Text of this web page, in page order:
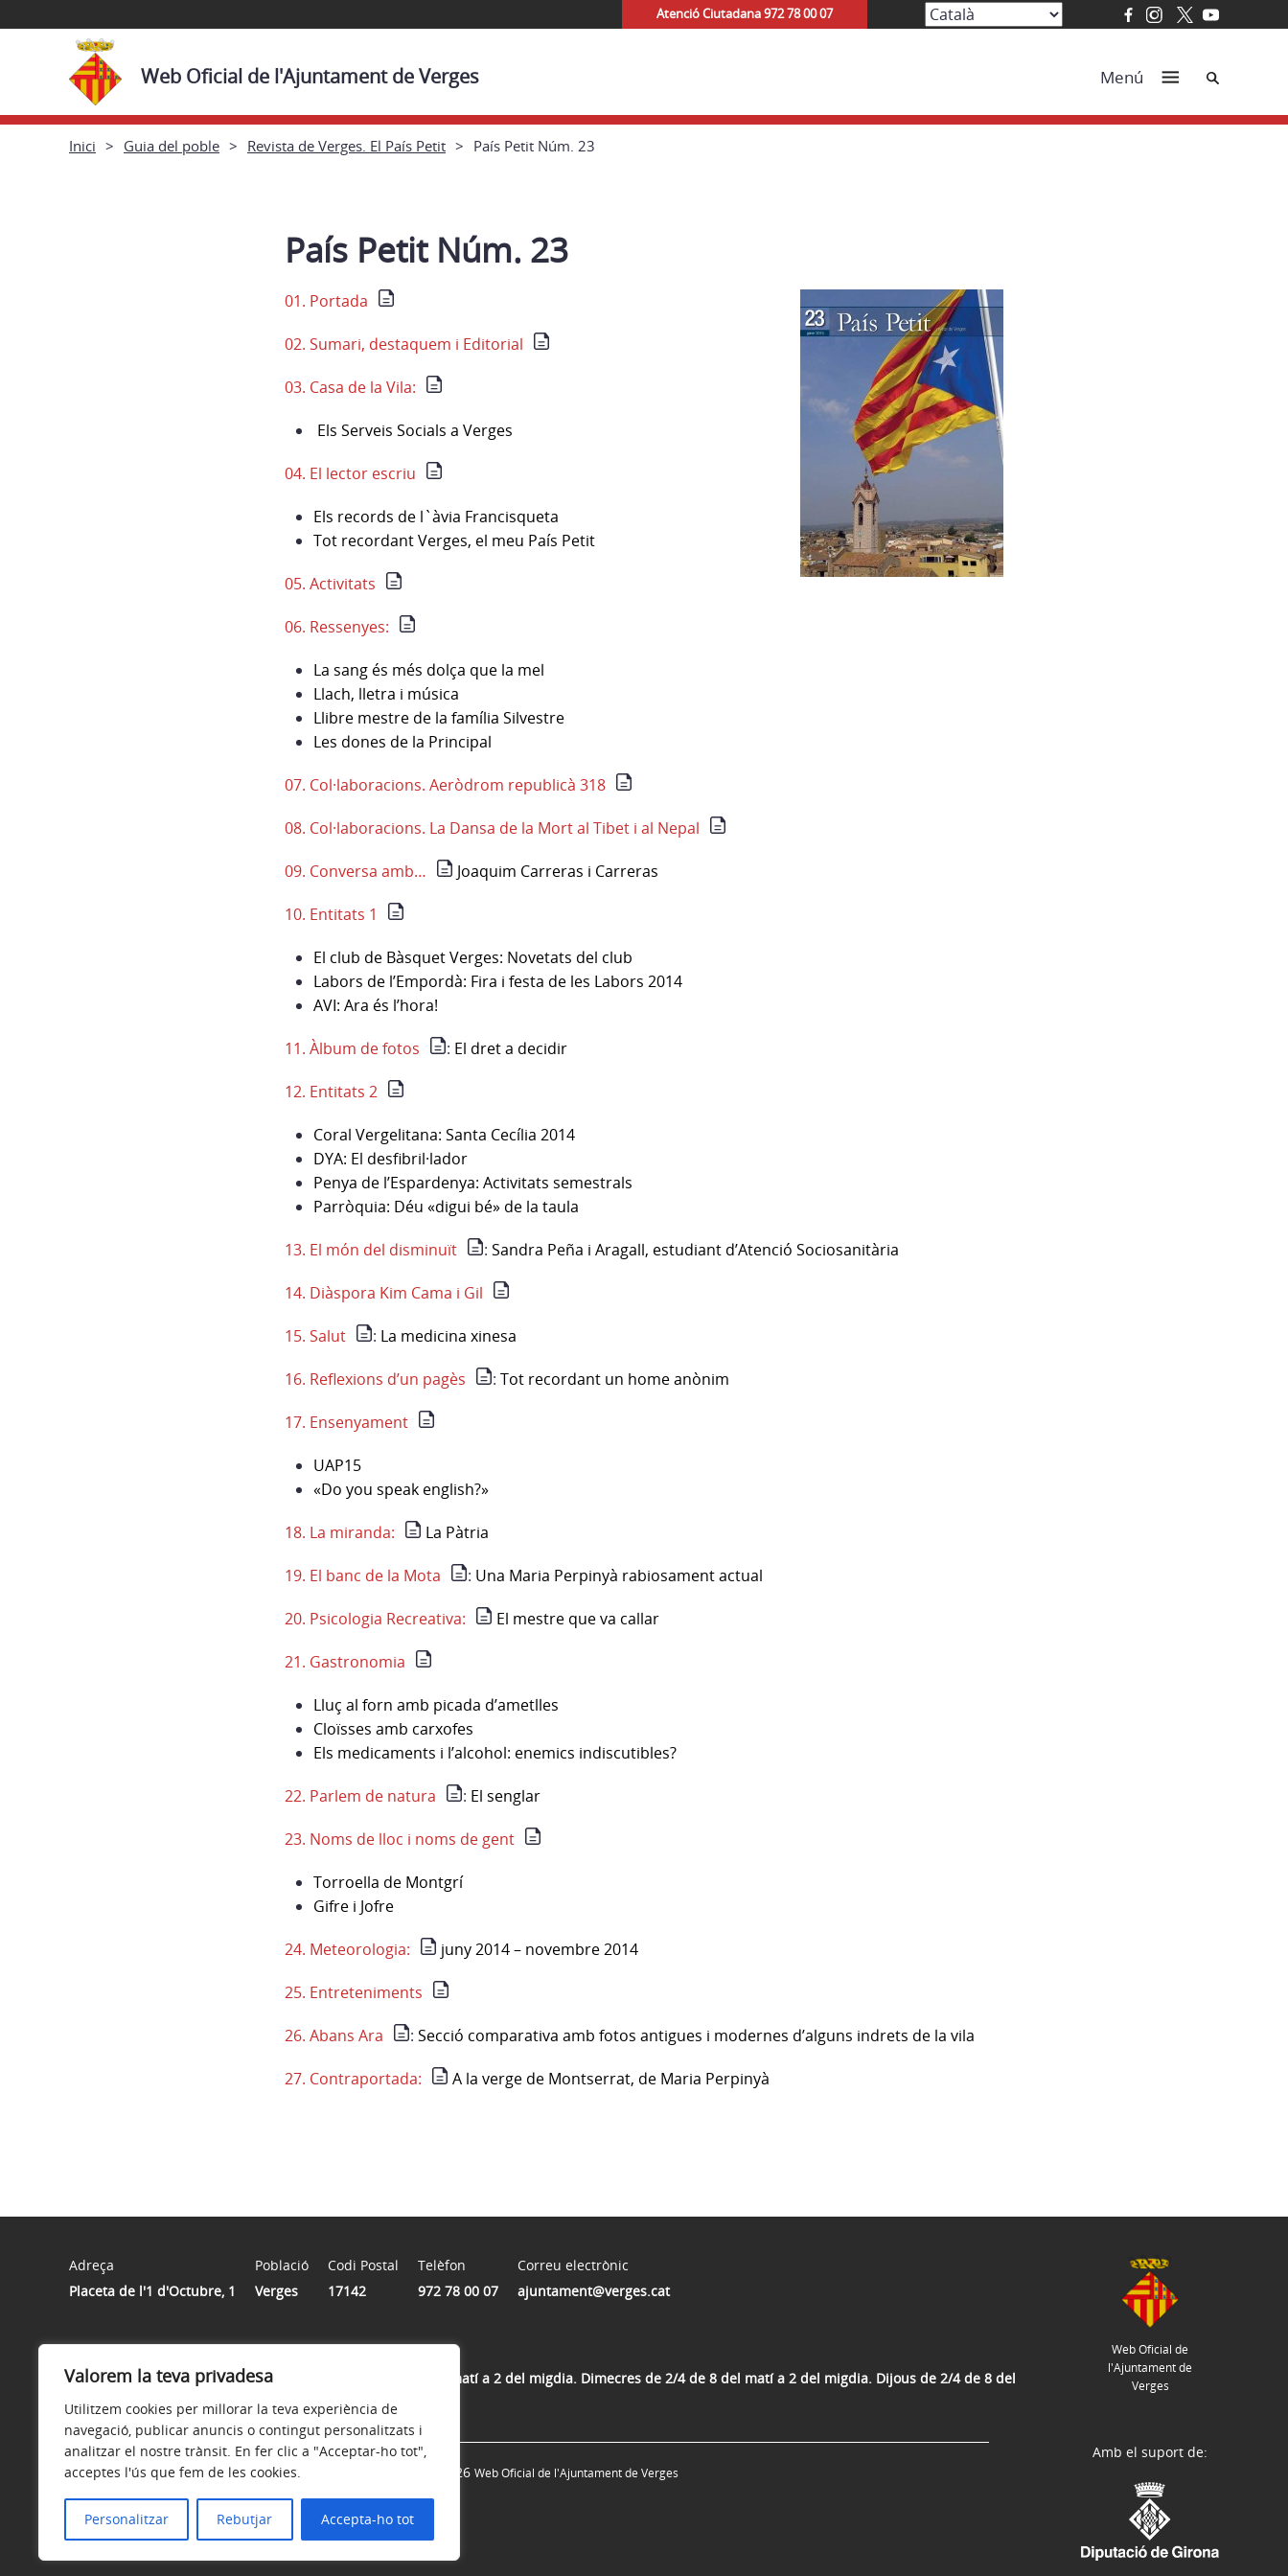
Valorem la teva privadesa
Utilitzem cookies per millorar la teva experiència de
navegació, publicar anuncis o contingut personalitzats i
analitzar el nostre trànsit. En fer clic a "Acceptar-ho tot",
acceptes l'ús que fem de les cookies.
Personalitzar Rebutjar Accepta-ho tot
Atenció Ciutadana 972 78 00 07
Web Oficial de l'Ajuntament de Verges Menú Cerca
Inici Guia del poble Revista de Verges. El País Petit País Petit Núm. 23
País Petit Núm. 23
01. Portada
02. Sumari, destaquem i Editorial
03. Casa de la Vila:
Els Serveis Socials a Verges
04. El lector escriu
Els records de l`àvia Francisqueta
Tot recordant Verges, el meu País Petit
05. Activitats
06. Ressenyes:
La sang és més dolça que la mel
Llach, lletra i música
Llibre mestre de la família Silvestre
Les dones de la Principal
07. Col·laboracions. Aeròdrom republicà 318
08. Col·laboracions. La Dansa de la Mort al Tibet i al Nepal
09. Conversa amb… Joaquim Carreras i Carreras
10. Entitats 1
El club de Bàsquet Verges: Novetats del club
Labors de l’Empordà: Fira i festa de les Labors 2014
AVI: Ara és l’hora!
11. Àlbum de fotos : El dret a decidir
12. Entitats 2
Coral Vergelitana: Santa Cecília 2014
DYA: El desfibril·lador
Penya de l’Espardenya: Activitats semestrals
Parròquia: Déu «digui bé» de la taula
13. El món del disminuït : Sandra Peña i Aragall, estudiant d’Atenció Sociosanitària
14. Diàspora Kim Cama i Gil
15. Salut : La medicina xinesa
16. Reflexions d’un pagès : Tot recordant un home anònim
17. Ensenyament
UAP15
«Do you speak english?»
18. La miranda: La Pàtria
19. El banc de la Mota : Una Maria Perpinyà rabiosament actual
20. Psicologia Recreativa: El mestre que va callar
21. Gastronomia
Lluç al forn amb picada d’ametlles
Cloïsses amb carxofes
Els medicaments i l’alcohol: enemics indiscutibles?
22. Parlem de natura : El senglar
23. Noms de lloc i noms de gent
Torroella de Montgrí
Gifre i Jofre
24. Meteorologia: juny 2014 – novembre 2014
25. Entreteniments
26. Abans Ara : Secció comparativa amb fotos antigues i modernes d’alguns indrets de la vila
27. Contraportada: A la verge de Montserrat, de Maria Perpinyà
Adreça
Placeta de l'1 d'Octubre, 1
Població
Verges
Codi Postal
17142
Telèfon
972 78 00 07
Correu electrònic
ajuntament@verges.cat
Dilluns de 2/4 de 8 del matí a 11 del matí. Dimarts d’11 del matí a 2 del migdia. Dimecres de 2/4 de 8 del matí a 2 del migdia. Dijous de 2/4 de 8 del
matí a 11 del matí. Divendres d’11 del matí a 2 del migdia
Web Oficial de
l'Ajuntament de
Verges
Avís legal Política de privacitat © 2026 Web Oficial de l'Ajuntament de Verges
Amb el suport de: